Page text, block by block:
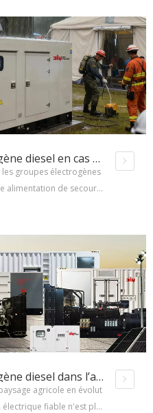
de 1 000 kW. Le projet
de plus de 1 000 mètres
quotidienne moyenn
de 6 448 kWh.
Groupe électrogène diesel en cas d'urgence : une alimentation fiable lorsque chaque seconde compte
groupes électrogènes
alimentation de secours
du monde réel et pour
dans les opérati
qu'il s'agisse d'un o
de terre
Groupe électrogène diesel dans l’agriculture : alimenter l’agriculture moderne avec des solutions énergétiques fiables
agricole en évolut
fiable n'est plu